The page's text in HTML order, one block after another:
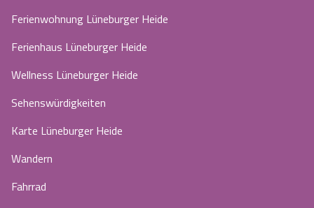
Ferienwohnung Lüneburger Heide
Ferienhaus Lüneburger Heide
Wellness Lüneburger Heide
Sehenswürdigkeiten
Karte Lüneburger Heide
Wandern
Fahrrad